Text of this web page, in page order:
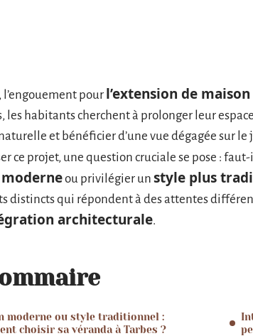
l’engouement pour l’extension de maison
les habitants cherchent à prolonger leur
et bénéficier d’une vue dégagée sur le
ce projet, une question cruciale se pose :
ou privilégier un style plus
distincts qui répondent à des attentes
architecturale.
moderne ou style traditionnel :
choisir sa véranda à Tarbes ?